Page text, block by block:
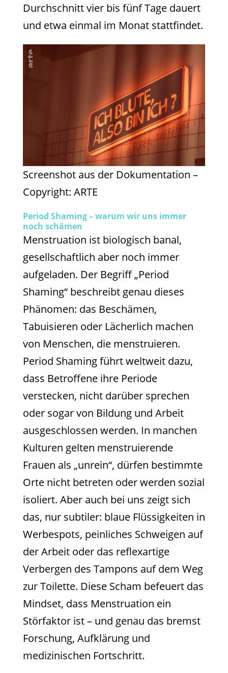
Durchschnitt vier bis fünf Tage dauert
und etwa einmal im Monat stattfindet.
Screenshot aus der Dokumentation –
Copyright: ARTE
Period Shaming – warum wir uns immer
noch schämen
Menstruation ist biologisch banal,
gesellschaftlich aber noch immer
aufgeladen. Der Begriff „Period
Shaming“ beschreibt genau dieses
Phänomen: das Beschämen,
Tabuisieren oder Lächerlich machen
von Menschen, die menstruieren.
Period Shaming führt weltweit dazu,
dass Betroffene ihre Periode
verstecken, nicht darüber sprechen
oder sogar von Bildung und Arbeit
ausgeschlossen werden. In manchen
Kulturen gelten menstruierende
Frauen als „unrein“, dürfen bestimmte
Orte nicht betreten oder werden sozial
isoliert. Aber auch bei uns zeigt sich
das, nur subtiler: blaue Flüssigkeiten in
Werbespots, peinliches Schweigen auf
der Arbeit oder das reflexartige
Verbergen des Tampons auf dem Weg
zur Toilette. Diese Scham befeuert das
Mindset, dass Menstruation ein
Störfaktor ist – und genau das bremst
Forschung, Aufklärung und
medizinischen Fortschritt.